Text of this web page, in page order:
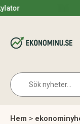
for:
Hem >